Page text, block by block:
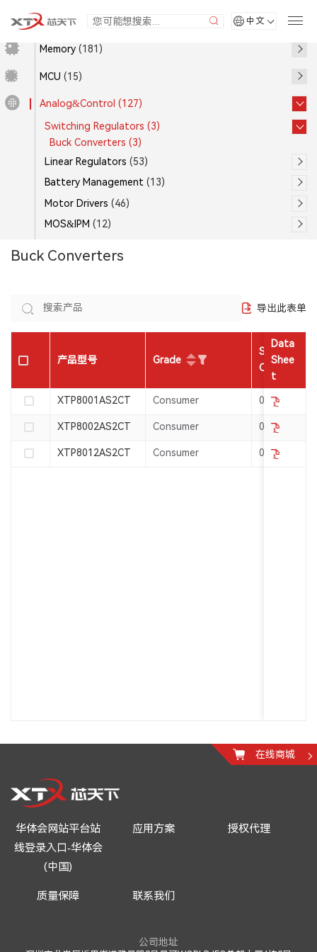
中文
Memory (181)
MCU (15)
Analog&Control (127)
Switching Regulators (3)
Buck Converters (3)
Linear Regulators (53)
Battery Management (13)
Motor Drivers (46)
MOS&IPM (12)
Buck Converters
导出此表单
Grade
Shutdown
Current(μA)
Consumer 0.1
Consumer 0.1
Consumer 0.1
产品型号
XTP8001AS2CT
XTP8002AS2CT
XTP8012AS2CT
Data
Shee
t
在线商城
华体会网站平台站
线登录入口-华体会
(中国)
应用方案 授权代理
质量保障 联系我们
公司地址